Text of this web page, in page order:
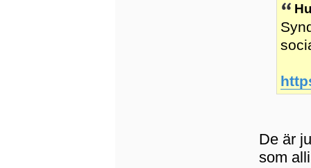
De är
som